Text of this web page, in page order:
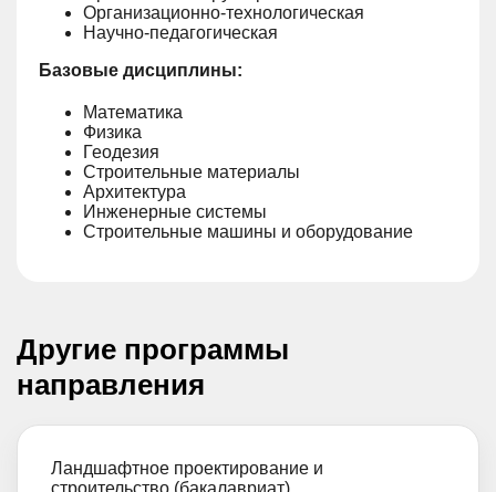
Организационно-технологическая
Научно-педагогическая
Базовые дисциплины:
Математика
Физика
Геодезия
Строительные материалы
Архитектура
Инженерные системы
Строительные машины и оборудование
Другие программы
направления
Ландшафтное проектирование и
строительство (бакалавриат)